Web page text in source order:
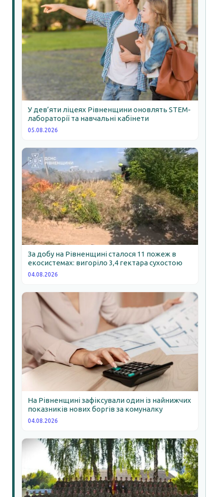
У дев’яти ліцеях Рівненщини оновлять STEM-
лабораторії та навчальні кабінети
05.08.2026
За добу на Рівненщині сталося 11 пожеж в
екосистемах: вигоріло 3,4 гектара сухостою
04.08.2026
На Рівненщині зафіксували один із найнижчих
показників нових боргів за комуналку
04.08.2026